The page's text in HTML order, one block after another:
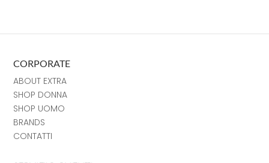
CORPORATE
ABOUT EXTRA
SHOP DONNA
SHOP UOMO
BRANDS
CONTATTI